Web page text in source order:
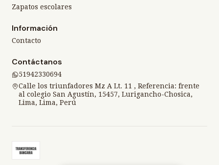
Zapatos escolares
Información
Contacto
Contáctanos
51942330694
Calle los triunfadores Mz A Lt. 11 , Referencia: frente
al colegio San Agustín, 15457, Lurigancho-Chosica,
Lima, Lima, Perú